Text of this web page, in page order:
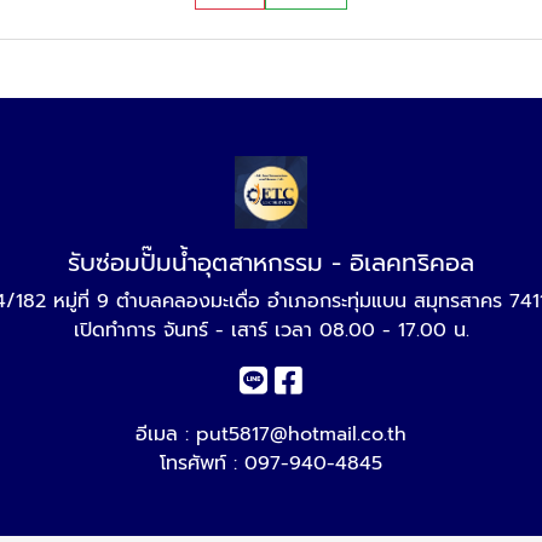
รับซ่อมปั๊มน้ำอุตสาหกรรม - อิเลคทริคอล
182 หมู่ที่ 9 ตำบลคลองมะเดื่อ อำเภอกระทุ่มแบน สมุทรสาคร
เปิดทำการ จันทร์ - เสาร์ เวลา 08.00 - 17.00 น.
อีเมล : put5817@hotmail.co.th
โทรศัพท์ : 097-940-4845